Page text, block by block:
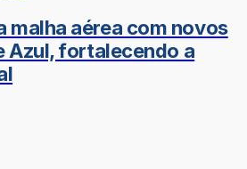
malha aérea com novos
Azul, fortalecendo a